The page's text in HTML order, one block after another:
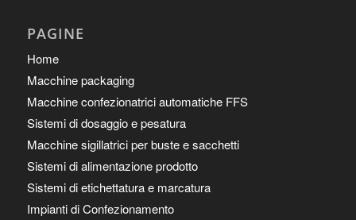
PAGINE
Home
Macchine packaging
Macchine confezionatrici automatiche FFS
Sistemi di dosaggio e pesatura
Macchine sigillatrici per buste e sacchetti
Sistemi di alimentazione prodotto
Sistemi di etichettatura e marcatura
Impianti di Confezionamento